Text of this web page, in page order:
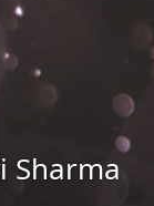
Sharma